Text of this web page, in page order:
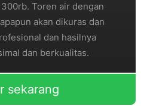
Toren air dengan
akan dikuras dan
dan hasilnya
dan berkualitas.
sekarang